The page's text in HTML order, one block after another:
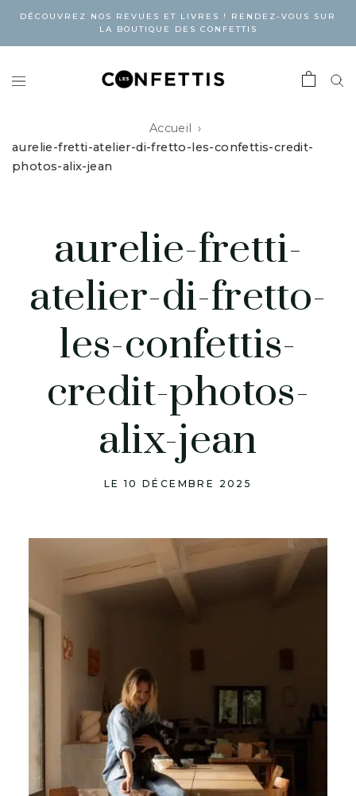
DÉCOUVREZ NOS REVUES ET LIVRES ! RENDEZ-VOUS SUR
LA BOUTIQUE DES CONFETTIS
Accueil
aurelie-fretti-atelier-di-fretto-les-confettis-credit-
photos-alix-jean
aurelie-fretti-
atelier-di-fretto-
les-confettis-
credit-photos-
alix-jean
LE 10 DÉCEMBRE 2025